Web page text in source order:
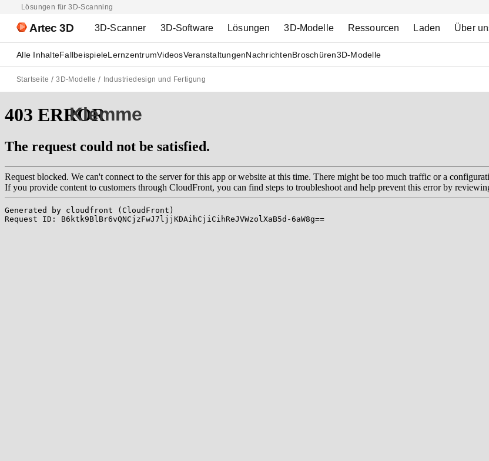
Lösungen für 3D-Scanning
Artec 3D 3D-Scanner 3D-Software Lösungen 3D-Modelle Ressourcen Laden Über
Alle InhalteFallbeispieleLernzentrumVideosVeranstaltungenNachrichtenBroschüren3D-Modelle
Startseite 3D-Modelle Industriedesign und Fertigung
Klemme